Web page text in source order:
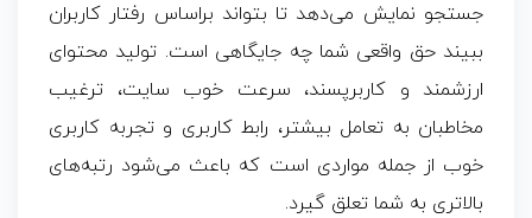
جستجو نمایش می‌دهد تا بتواند براساس رفتار کاربران
ببیند حق واقعی شما چه جایگاهی است. تولید محتوای
ارزشمند و کاربرپسند، سرعت خوب سایت، ترغیب
مخاطبان به تعامل بیشتر، رابط کاربری و تجربه کاربری
خوب از جمله مواردی است که باعث می‌شود رتبه‌های
بالاتری به شما تعلق گیرد.